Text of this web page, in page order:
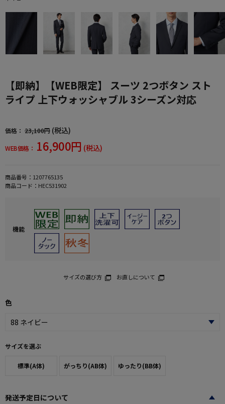
【即納】【WEB限定】 スーツ 2つボタン スト
ライプ 上下ウォッシャブル 3シーズン対応
価格： 23,100円 (税込)
WEB価格： 16,900円 (税込)
商品番号： 1207765135
商品コード： HEC531902
機能
サイズの選び方 お直しについて
色
サイズを選ぶ
標準(A体) がっちり(AB体) ゆったり(BB体)
発送予定日について